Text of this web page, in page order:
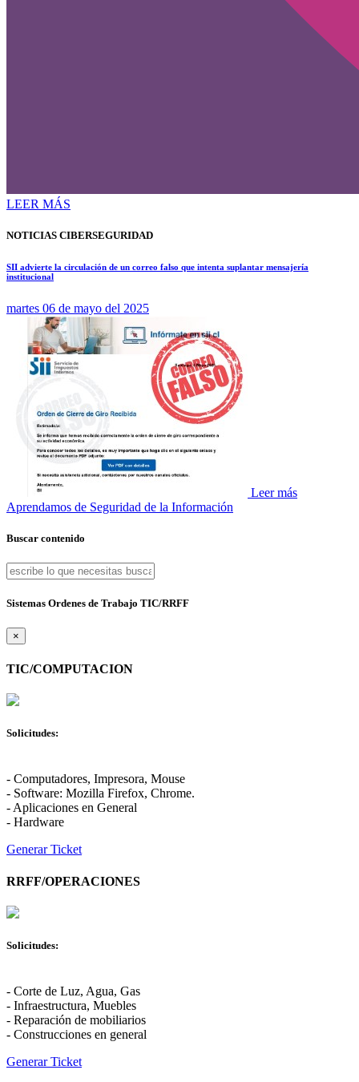
LEER MÁS
NOTICIAS CIBERSEGURIDAD
SII advierte la circulación de un correo falso que intenta suplantar mensajería
institucional
martes 06 de mayo del 2025
Leer más
Aprendamos de Seguridad de la Información
Buscar contenido
Sistemas Ordenes de Trabajo TIC/RRFF
×
TIC/COMPUTACION
Solicitudes:
- Computadores, Impresora, Mouse
- Software: Mozilla Firefox, Chrome.
- Aplicaciones en General
- Hardware
Generar Ticket
RRFF/OPERACIONES
Solicitudes:
- Corte de Luz, Agua, Gas
- Infraestructura, Muebles
- Reparación de mobiliarios
- Construcciones en general
Generar Ticket